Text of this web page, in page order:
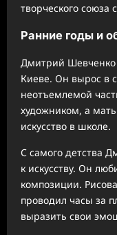
творческого союза
Ранние годы и
Дмитрий Шевченко
Киеве. Он вырос в
неотъемлемой
художником, а
искусство в школе.
С самого детства
к искусству. Он
композиции.
проводил часы за
выразить свои